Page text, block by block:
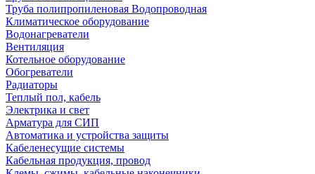
Труба полипропиленовая Водопроводная
Климатическое оборудование
Водонагреватели
Вентиляция
Котельное оборудование
Обогреватели
Радиаторы
Теплый пол, кабель
Электрика и свет
Арматура для СИП
Автоматика и устройства защиты
Кабеленесущие системы
Кабельная продукция, провод